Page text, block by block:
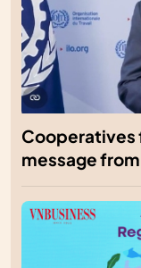
Cooperatives
message